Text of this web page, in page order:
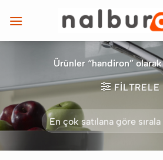
atla
Ürünler “handiron”
FILTRELE